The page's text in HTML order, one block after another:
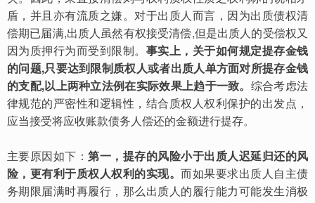
盾，并且亦有流质之嫌。对于出质人而言，因为出质债权清
偿期已届满,出质人虽然有权接受清偿,但是出质人的受偿权又
因为质押行为而受到限制。 事实上，关于如何规定提存金钱
的问题,只要达到限制质权人或者出质人单方面对所提存金钱
的支配,以上两种立法例在实际效果上趋于一致。 综合考虑法
律规范的严密性和逻辑性，结合质权人权利保护的出发点，
应当接受将应收账款债务人偿还的金额进行提存。
主要原因如下：第一，提存的风险小于出质人迟延归还的风
险，更有利于质权人权利的实现。而如果要求出质人自主债
务期限届满时再履行，那么出质人的履行能力可能发生消极